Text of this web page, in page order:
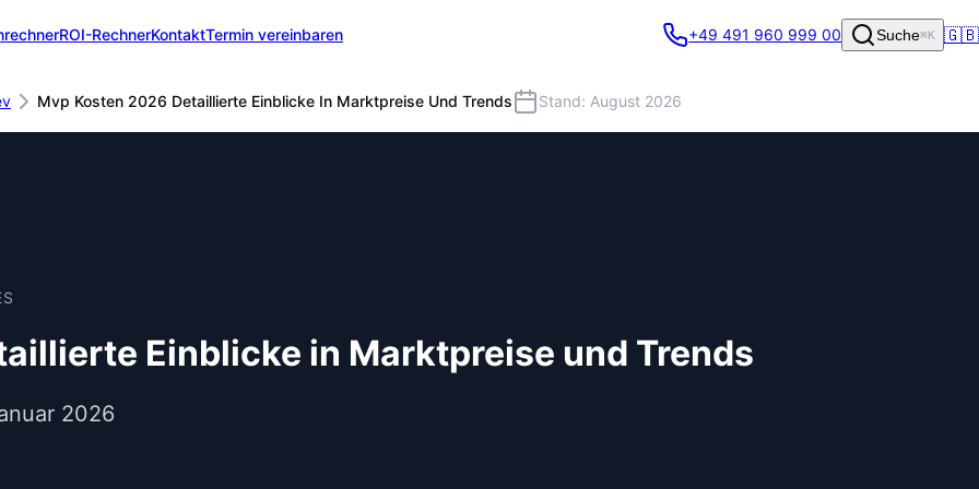
ROI-RechnerKontaktTermin vereinbaren
Mvp Kosten 2026 Detaillierte Einblicke In Marktpreise Und Trends Stand: August 2026
+49 491 960 999 00 Suche⌘K 🇬🇧
Einblicke in Marktpreise und Trends
2026